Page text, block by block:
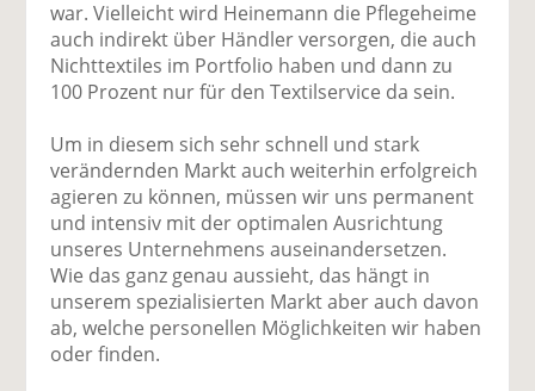
war. Vielleicht wird Heinemann die Pflegeheime
auch indirekt über Händler versorgen, die auch
Nichttextiles im Portfolio haben und dann zu
100 Prozent nur für den Textilservice da sein.
Um in diesem sich sehr schnell und stark
verändernden Markt auch weiterhin erfolgreich
agieren zu können, müssen wir uns permanent
und intensiv mit der optimalen Ausrichtung
unseres Unternehmens auseinandersetzen.
Wie das ganz genau aussieht, das hängt in
unserem spezialisierten Markt aber auch davon
ab, welche personellen Möglichkeiten wir haben
oder finden.